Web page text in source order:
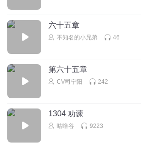
六十五章
不知名的小兄弟 46
第六十五章
CV司宁阳 242
1304 劝谏
咕噜谷 9223